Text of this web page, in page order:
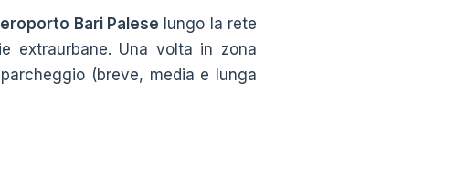
Bari Palese lungo la rete
extraurbane. Una volta in zona
(breve, media e lunga